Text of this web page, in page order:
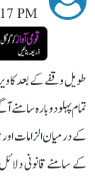
PM
طویل وقفے کے بعد
تمام پہلو دوبارہ سامنے
کے درمیان الزامات اور
کے سامنے قانونی دلائل